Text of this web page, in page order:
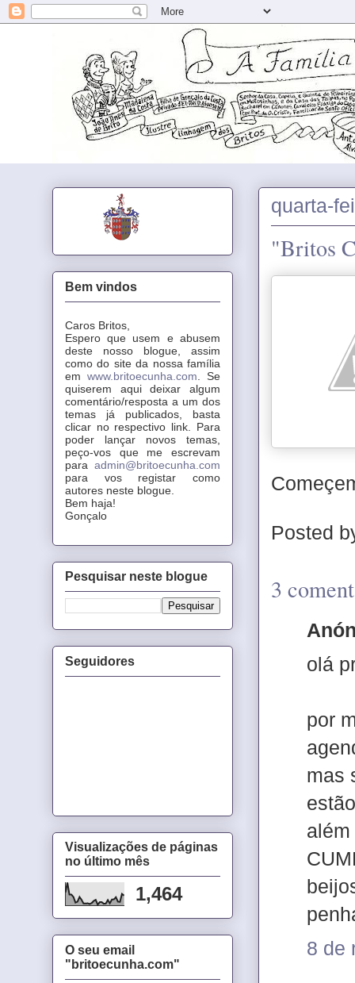
quarta-
"Britos
Posted
3
olá
por
mas
8 de
Bem vindos
Caros Britos,
Espero que usem e abusem
deste nosso blogue, assim
como do site da nossa família
em www.britoecunha.com . Se
quiserem aqui deixar algum
comentário/resposta a um dos
temas já publicados, basta
clicar no respectivo link. Para
poder lançar novos temas,
peço-vos que me escrevam
para admin@britoecunha.com
para vos registar como
autores neste blogue.
Bem haja!
Gonçalo
Pesquisar neste blogue
Seguidores
Visualizações de páginas
no último mês
1,464
O seu email
"britoecunha.com"